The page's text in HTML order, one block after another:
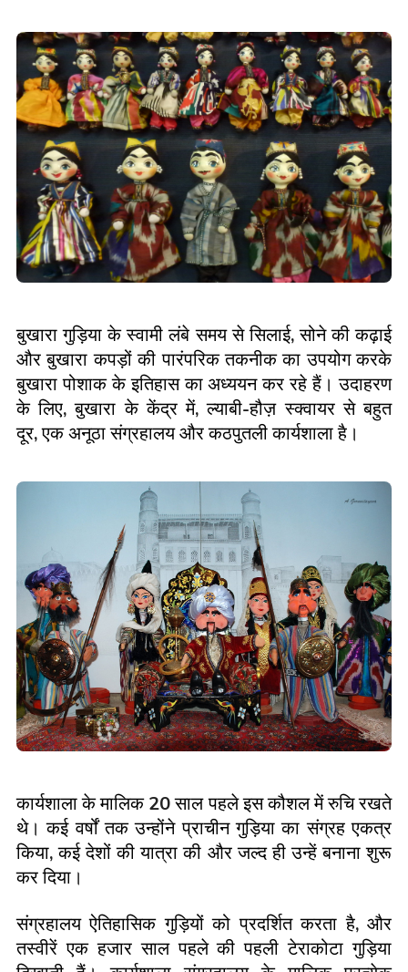
बुखारा गुड़िया के स्वामी लंबे समय से सिलाई,सोने की कढ़ाई
और बुखारा कपड़ों की पारंपरिक तकनीक का उपयोग करके
बुखारा पोशाक के इतिहास का अध्ययन कर रहे हैं। उदाहरण
के लिए,बुखारा के केंद्र में,ल्याबी-हौज़ स्क्वायर से बहुत
दूर,एक अनूठा संग्रहालय और कठपुतली कार्यशाला है।
कार्यशाला के मालिक20साल पहले इस कौशल में रुचि रखते
थे। कई वर्षों तक उन्होंने प्राचीन गुड़िया का संग्रह एकत्र
किया,कई देशों की यात्रा की और जल्द ही उन्हें बनाना शुरू
कर दिया।
संग्रहालय ऐतिहासिक गुड़ियों को प्रदर्शित करता है,और
तस्वीरें एक हजार साल पहले की पहली टेराकोटा गुड़िया